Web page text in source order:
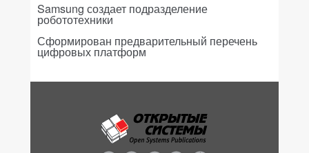
Samsung создает подразделение
робототехники
Сформирован предварительный перечень
цифровых платформ